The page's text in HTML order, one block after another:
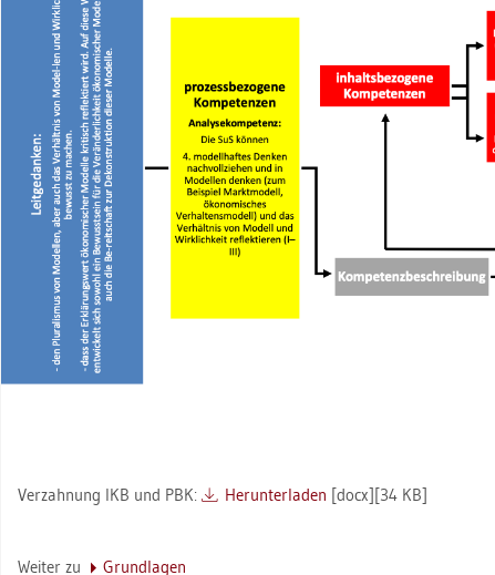
Ver­zah­nung IKB und PBK: Her­un­ter­la­den [docx][34 KB]
Wei­ter zu Grund­la­gen